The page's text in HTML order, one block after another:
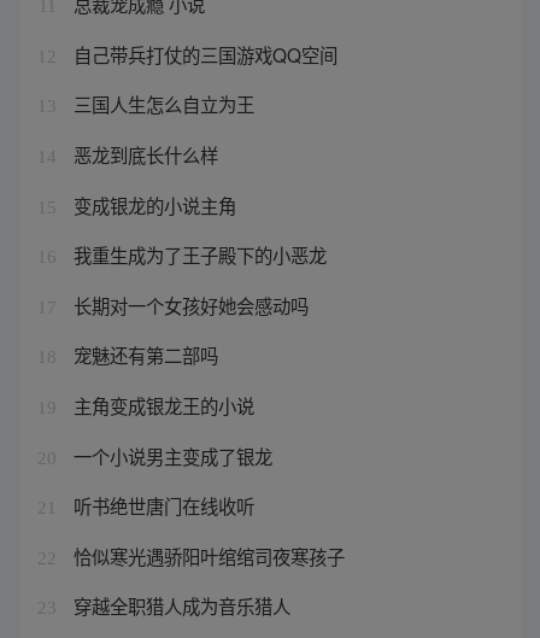
12 自己带兵打仗的三国游戏QQ空间
13 三国人生怎么自立为王
14 恶龙到底长什么样
15 变成银龙的小说主角
16 我重生成为了王子殿下的小恶龙
17 长期对一个女孩好她会感动吗
18 宠魅还有第二部吗
19 主角变成银龙王的小说
20 一个小说男主变成了银龙
21 听书绝世唐门在线收听
22 恰似寒光遇骄阳叶绾绾司夜寒孩子
23 穿越全职猎人成为音乐猎人